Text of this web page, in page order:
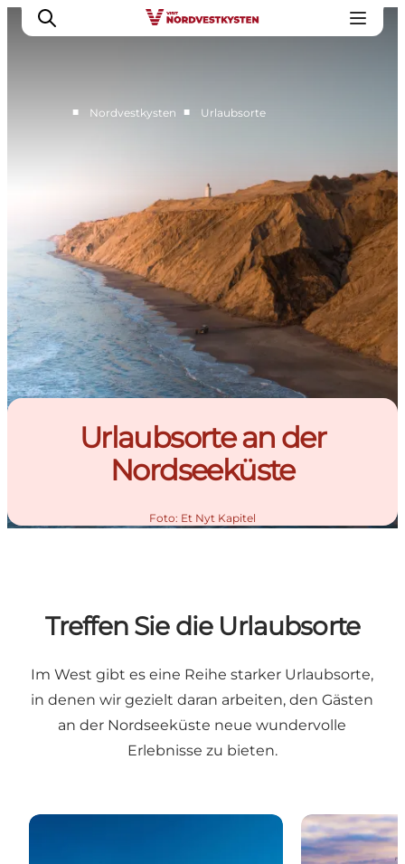
Unterkunft
Mach deine Urlaubsplanung
■ Nordvestkysten ■ Urlaubsorte
Urlaubsorte an der
Nordseeküste
Foto: Et Nyt Kapitel
Treffen Sie die Urlaubsorte
Im West gibt es eine Reihe starker Urlaubsorte,
in denen wir gezielt daran arbeiten, den Gästen
an der Nordseeküste neue wundervolle
Erlebnisse zu bieten.
Lønstrup Løkken